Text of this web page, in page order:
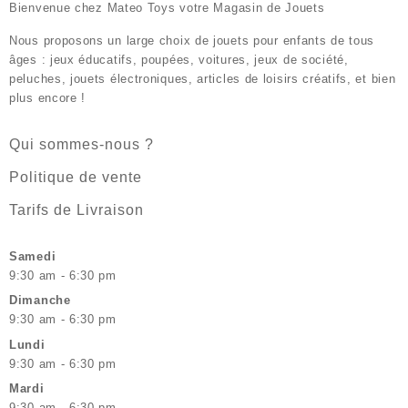
Bienvenue chez Mateo Toys votre Magasin de Jouets
Nous proposons un large choix de jouets pour enfants de tous
âges : jeux éducatifs, poupées, voitures, jeux de société,
peluches, jouets électroniques, articles de loisirs créatifs, et bien
plus encore !
Qui sommes-nous ?
Politique de vente
Tarifs de Livraison
Samedi
9:30 am - 6:30 pm
Dimanche
9:30 am - 6:30 pm
Lundi
9:30 am - 6:30 pm
Mardi